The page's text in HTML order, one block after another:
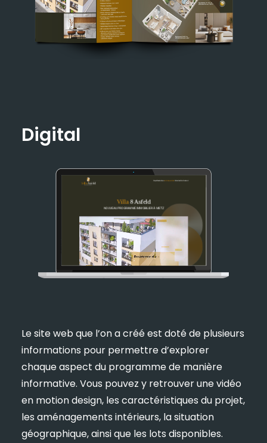
Digital
Le site web que l’on a créé est doté de plusieurs
informations pour permettre d’explorer
chaque aspect du programme de manière
informative. Vous pouvez y retrouver une vidéo
en motion design, les caractéristiques du projet,
les aménagements intérieurs, la situation
géographique, ainsi que les lots disponibles.